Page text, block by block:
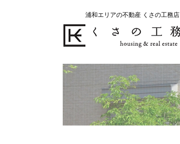
浦和エリアの不動産 くさの工務店
不動産の売却をお考えのお客様
くさの工務店が選ばれる理由
不動産の購入をお考えのお客様
くさの工務店が選ばれる理由